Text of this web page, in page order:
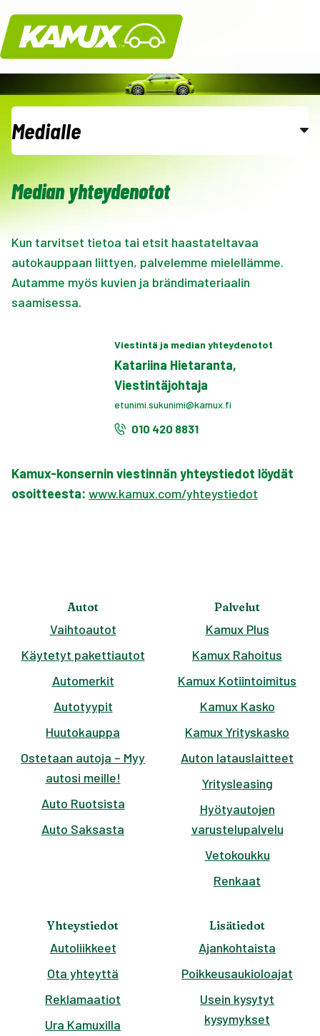
Kamux
Medialle
Median yhteydenotot
Kun tarvitset tietoa tai etsit haastateltavaa
autokauppaan liittyen, palvelemme mielellämme.
Autamme myös kuvien ja brändimateriaalin
saamisessa.
Viestintä ja median yhteydenotot
Katariina Hietaranta,
Viestintäjohtaja
etunimi.sukunimi@kamux.fi
010 420 8831
Kamux-konsernin viestinnän yhteystiedot löydät
osoitteesta: www.kamux.com/yhteystiedot
Autot
Vaihtoautot
Käytetyt pakettiautot
Automerkit
Autotyypit
Huutokauppa
Ostetaan autoja – Myy
autosi meille!
Auto Ruotsista
Auto Saksasta
Palvelut
Kamux Plus
Kamux Rahoitus
Kamux Kotiintoimitus
Kamux Kasko
Kamux Yrityskasko
Auton latauslaitteet
Yritysleasing
Hyötyautojen
varustelupalvelu
Vetokoukku
Renkaat
Yhteystiedot
Autoliikkeet
Ota yhteyttä
Reklamaatiot
Ura Kamuxilla
Lisätiedot
Ajankohtaista
Poikkeusaukioloajat
Usein kysytyt
kysymykset